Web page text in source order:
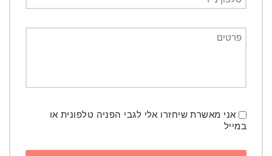
אני מאשרת שיחזרו אלי לגבי הפניה טלפונית או
במייל